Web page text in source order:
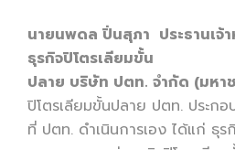
นายนพดล ปิ่นสุภา ประธานเจ้
ธุรกิจปิโตรเลียมขั้น
ปลาย บริษัท ปตท. จำกัด (มหา
ปิโตรเลียมขั้นปลาย ปตท. ประก
ที่ ปตท. ดำเนินการเอง ได้แก่ ธุร